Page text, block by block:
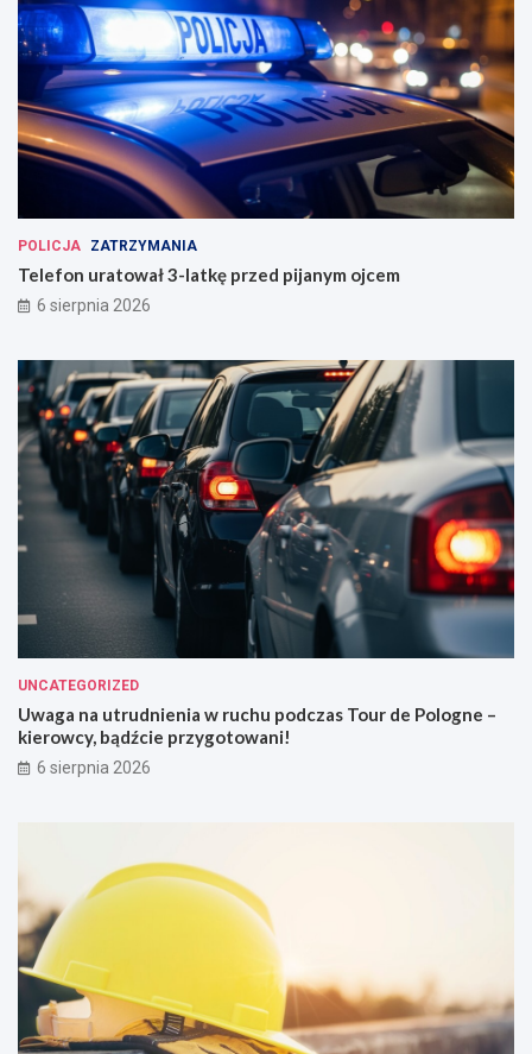
POLICJA ZATRZYMANIA
Telefon uratował 3-latkę przed pijanym ojcem
6 sierpnia 2026
UNCATEGORIZED
Uwaga na utrudnienia w ruchu podczas Tour de Pologne –
kierowcy, bądźcie przygotowani!
6 sierpnia 2026